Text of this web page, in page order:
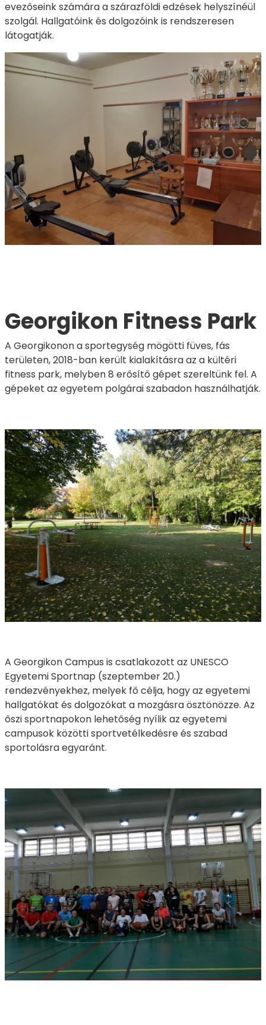
evezőseink számára a szárazföldi edzések helyszínéül
szolgál. Hallgatóink és dolgozóink is rendszeresen
látogatják.
Georgikon Fitness Park
A Georgikonon a sportegység mögötti füves, fás
területen, 2018-ban került kialakításra az a kültéri
fitness park, melyben 8 erősítő gépet szereltünk fel. A
gépeket az egyetem polgárai szabadon használhatják.
A Georgikon Campus is csatlakozott az UNESCO
Egyetemi Sportnap (szeptember 20.)
rendezvényekhez, melyek fő célja, hogy az egyetemi
hallgatókat és dolgozókat a mozgásra ösztönözze. Az
őszi sportnapokon lehetőség nyílik az egyetemi
campusok közötti sportvetélkedésre és szabad
sportolásra egyaránt.